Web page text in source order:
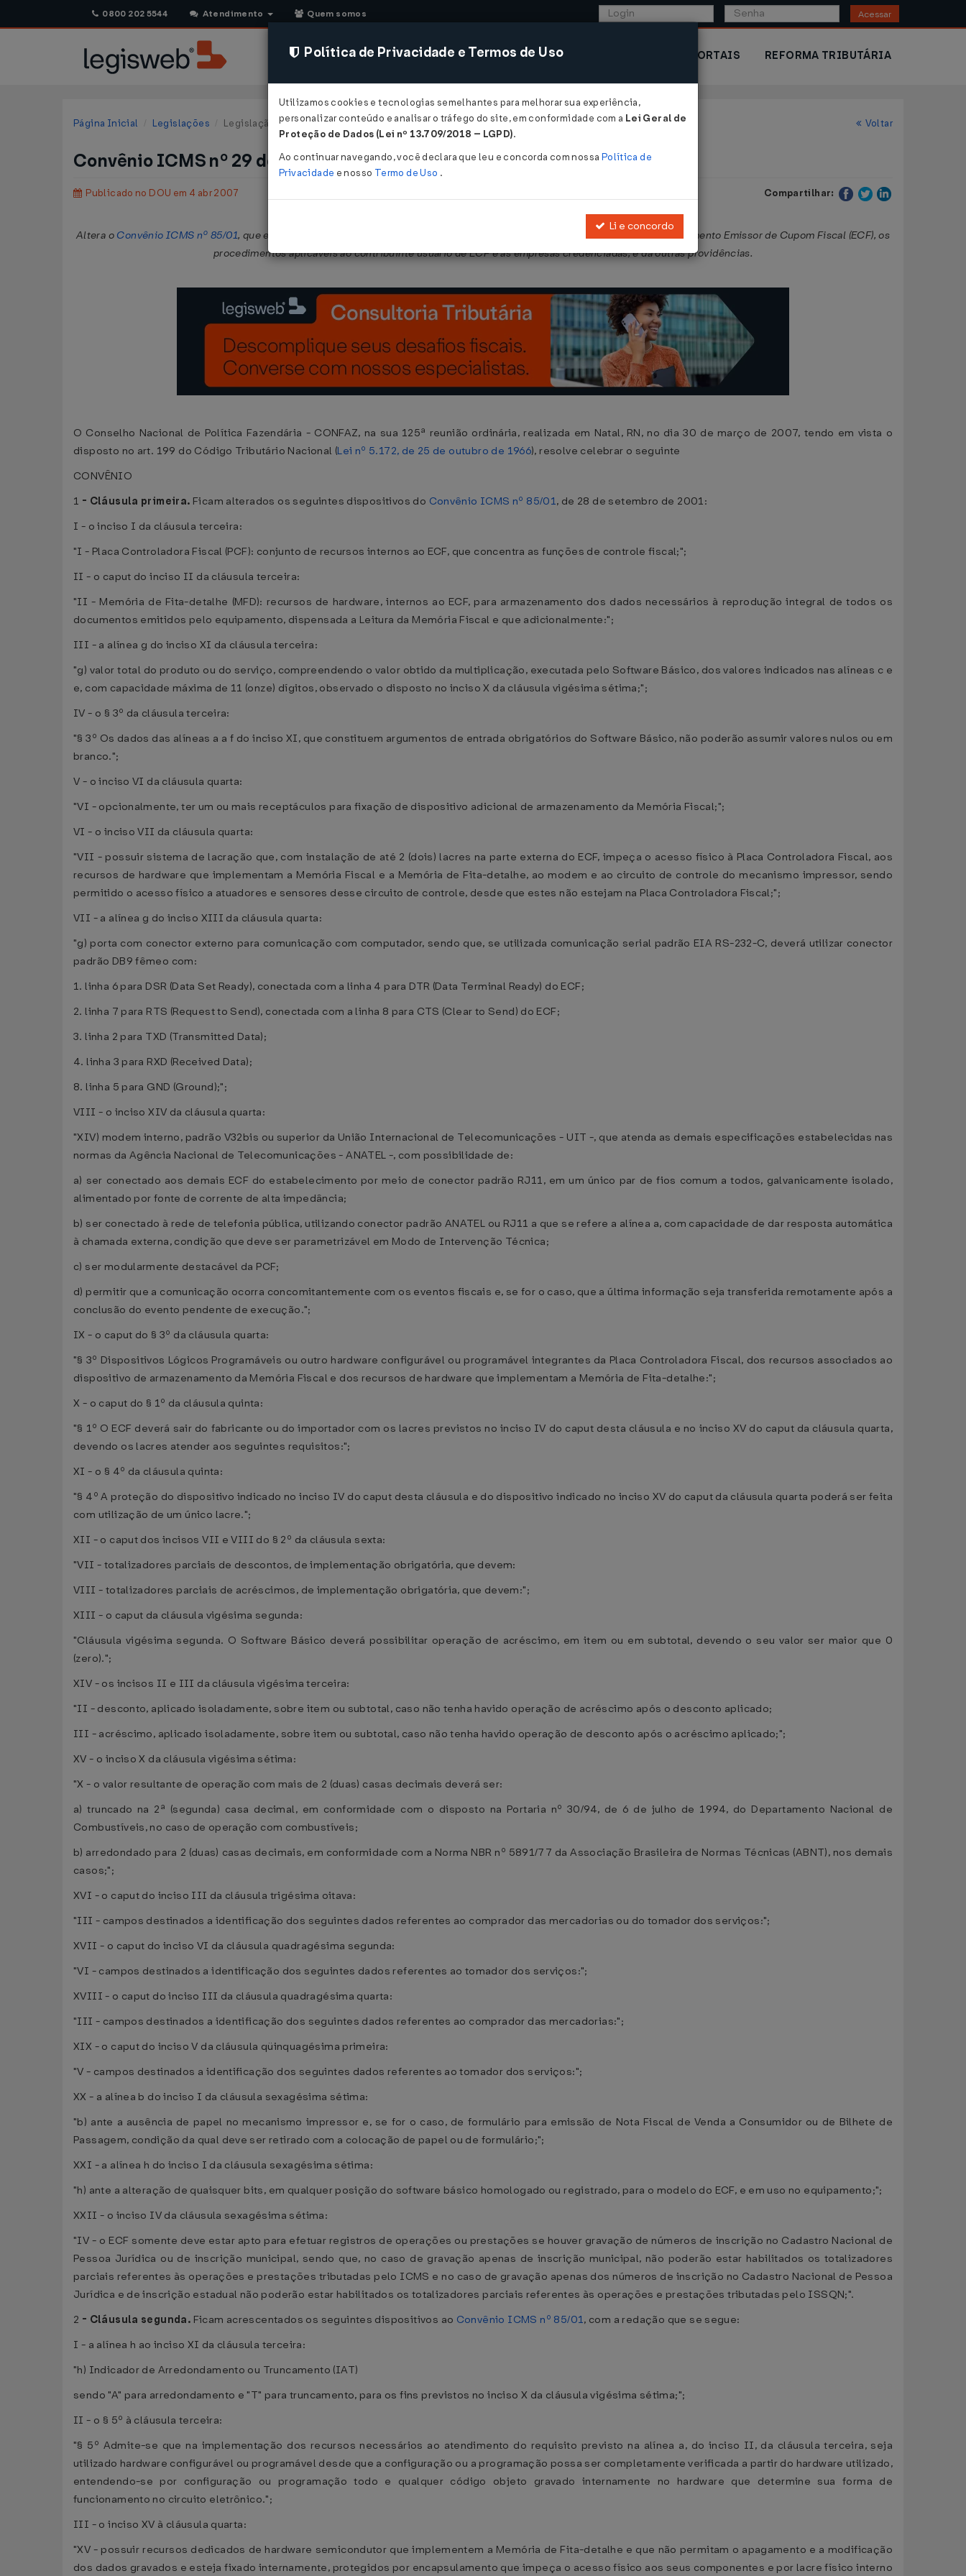
0800 202 5544 Atendimento Quem somos Acessar
CONSULTORIA SISTEMAS COMÉRCIO EXTERIOR PORTAIS REFORMA TRIBUTÁRIA
Página Inicial Legislações Legislação Federal Voltar
Convênio ICMS nº 29 de 30/03/2007
Publicado no DOU em 4 abr 2007 Compartilhar:
Altera o Convênio ICMS nº 85/01, que estabelece requisitos de hardware, de software e gerais para desenvolvimento de equipamento Emissor de Cupom Fiscal (ECF), os
procedimentos aplicáveis ao contribuinte usuário de ECF e às empresas credenciadas, e dá outras providências.
O Conselho Nacional de Política Fazendária - CONFAZ, na sua 125ª reunião ordinária, realizada em Natal, RN, no dia 30 de março de 2007, tendo em vista o
disposto no art. 199 do Código Tributário Nacional (Lei nº 5.172, de 25 de outubro de 1966), resolve celebrar o seguinte
CONVÊNIO
1 - Cláusula primeira. Ficam alterados os seguintes dispositivos do Convênio ICMS nº 85/01, de 28 de setembro de 2001:
I - o inciso I da cláusula terceira:
"I - Placa Controladora Fiscal (PCF): conjunto de recursos internos ao ECF, que concentra as funções de controle fiscal;";
II - o caput do inciso II da cláusula terceira:
"II - Memória de Fita-detalhe (MFD): recursos de hardware, internos ao ECF, para armazenamento dos dados necessários à reprodução integral de todos os
documentos emitidos pelo equipamento, dispensada a Leitura da Memória Fiscal e que adicionalmente:";
III - a alínea g do inciso XI da cláusula terceira:
"g) valor total do produto ou do serviço, compreendendo o valor obtido da multiplicação, executada pelo Software Básico, dos valores indicados nas alíneas c e
e, com capacidade máxima de 11 (onze) dígitos, observado o disposto no inciso X da cláusula vigésima sétima;";
IV - o § 3º da cláusula terceira:
"§ 3º Os dados das alíneas a a f do inciso XI, que constituem argumentos de entrada obrigatórios do Software Básico, não poderão assumir valores nulos ou em
branco.";
V - o inciso VI da cláusula quarta:
"VI - opcionalmente, ter um ou mais receptáculos para fixação de dispositivo adicional de armazenamento da Memória Fiscal;";
VI - o inciso VII da cláusula quarta:
"VII - possuir sistema de lacração que, com instalação de até 2 (dois) lacres na parte externa do ECF, impeça o acesso físico à Placa Controladora Fiscal, aos
recursos de hardware que implementam a Memória Fiscal e a Memória de Fita-detalhe, ao modem e ao circuito de controle do mecanismo impressor, sendo
permitido o acesso físico a atuadores e sensores desse circuito de controle, desde que estes não estejam na Placa Controladora Fiscal;";
VII - a alínea g do inciso XIII da cláusula quarta:
"g) porta com conector externo para comunicação com computador, sendo que, se utilizada comunicação serial padrão EIA RS-232-C, deverá utilizar conector
padrão DB9 fêmeo com:
1. linha 6 para DSR (Data Set Ready), conectada com a linha 4 para DTR (Data Terminal Ready) do ECF;
2. linha 7 para RTS (Request to Send), conectada com a linha 8 para CTS (Clear to Send) do ECF;
3. linha 2 para TXD (Transmitted Data);
4. linha 3 para RXD (Received Data);
8. linha 5 para GND (Ground);";
VIII - o inciso XIV da cláusula quarta:
"XIV) modem interno, padrão V32bis ou superior da União Internacional de Telecomunicações - UIT -, que atenda as demais especificações estabelecidas nas
normas da Agência Nacional de Telecomunicações - ANATEL -, com possibilidade de:
a) ser conectado aos demais ECF do estabelecimento por meio de conector padrão RJ11, em um único par de fios comum a todos, galvanicamente isolado,
alimentado por fonte de corrente de alta impedância;
b) ser conectado à rede de telefonia pública, utilizando conector padrão ANATEL ou RJ11 a que se refere a alínea a, com capacidade de dar resposta automática
à chamada externa, condição que deve ser parametrizável em Modo de Intervenção Técnica;
c) ser modularmente destacável da PCF;
d) permitir que a comunicação ocorra concomitantemente com os eventos fiscais e, se for o caso, que a última informação seja transferida remotamente após a
conclusão do evento pendente de execução.";
IX - o caput do § 3º da cláusula quarta:
"§ 3º Dispositivos Lógicos Programáveis ou outro hardware configurável ou programável integrantes da Placa Controladora Fiscal, dos recursos associados ao
dispositivo de armazenamento da Memória Fiscal e dos recursos de hardware que implementam a Memória de Fita-detalhe:";
X - o caput do § 1º da cláusula quinta:
"§ 1º O ECF deverá sair do fabricante ou do importador com os lacres previstos no inciso IV do caput desta cláusula e no inciso XV do caput da cláusula quarta,
devendo os lacres atender aos seguintes requisitos:";
XI - o § 4º da cláusula quinta:
"§ 4º A proteção do dispositivo indicado no inciso IV do caput desta cláusula e do dispositivo indicado no inciso XV do caput da cláusula quarta poderá ser feita
com utilização de um único lacre.";
XII - o caput dos incisos VII e VIII do § 2º da cláusula sexta:
"VII - totalizadores parciais de descontos, de implementação obrigatória, que devem:
VIII - totalizadores parciais de acréscimos, de implementação obrigatória, que devem:";
XIII - o caput da cláusula vigésima segunda:
"Cláusula vigésima segunda. O Software Básico deverá possibilitar operação de acréscimo, em item ou em subtotal, devendo o seu valor ser maior que 0
(zero).";
XIV - os incisos II e III da cláusula vigésima terceira:
"II - desconto, aplicado isoladamente, sobre item ou subtotal, caso não tenha havido operação de acréscimo após o desconto aplicado;
III - acréscimo, aplicado isoladamente, sobre item ou subtotal, caso não tenha havido operação de desconto após o acréscimo aplicado;";
XV - o inciso X da cláusula vigésima sétima:
"X - o valor resultante de operação com mais de 2 (duas) casas decimais deverá ser:
a) truncado na 2ª (segunda) casa decimal, em conformidade com o disposto na Portaria nº 30/94, de 6 de julho de 1994, do Departamento Nacional de
Combustíveis, no caso de operação com combustíveis;
b) arredondado para 2 (duas) casas decimais, em conformidade com a Norma NBR nº 5891/77 da Associação Brasileira de Normas Técnicas (ABNT), nos demais
casos;";
XVI - o caput do inciso III da cláusula trigésima oitava:
"III - campos destinados a identificação dos seguintes dados referentes ao comprador das mercadorias ou do tomador dos serviços:";
XVII - o caput do inciso VI da cláusula quadragésima segunda:
"VI - campos destinados a identificação dos seguintes dados referentes ao tomador dos serviços:";
XVIII - o caput do inciso III da cláusula quadragésima quarta:
"III - campos destinados a identificação dos seguintes dados referentes ao comprador das mercadorias:";
XIX - o caput do inciso V da cláusula qüinquagésima primeira:
"V - campos destinados a identificação dos seguintes dados referentes ao tomador dos serviços:";
XX - a alínea b do inciso I da cláusula sexagésima sétima:
"b) ante a ausência de papel no mecanismo impressor e, se for o caso, de formulário para emissão de Nota Fiscal de Venda a Consumidor ou de Bilhete de
Passagem, condição da qual deve ser retirado com a colocação de papel ou de formulário;";
XXI - a alínea h do inciso I da cláusula sexagésima sétima:
"h) ante a alteração de quaisquer bits, em qualquer posição do software básico homologado ou registrado, para o modelo do ECF, e em uso no equipamento;";
XXII - o inciso IV da cláusula sexagésima sétima:
"IV - o ECF somente deve estar apto para efetuar registros de operações ou prestações se houver gravação de números de inscrição no Cadastro Nacional de
Pessoa Jurídica ou de inscrição municipal, sendo que, no caso de gravação apenas de inscrição municipal, não poderão estar habilitados os totalizadores
parciais referentes às operações e prestações tributadas pelo ICMS e no caso de gravação apenas dos números de inscrição no Cadastro Nacional de Pessoa
Jurídica e de inscrição estadual não poderão estar habilitados os totalizadores parciais referentes às operações e prestações tributadas pelo ISSQN;".
2 - Cláusula segunda. Ficam acrescentados os seguintes dispositivos ao Convênio ICMS nº 85/01, com a redação que se segue:
I - a alínea h ao inciso XI da cláusula terceira:
"h) Indicador de Arredondamento ou Truncamento (IAT)
sendo "A" para arredondamento e "T" para truncamento, para os fins previstos no inciso X da cláusula vigésima sétima;";
II - o § 5º à cláusula terceira:
"§ 5º Admite-se que na implementação dos recursos necessários ao atendimento do requisito previsto na alínea a, do inciso II, da cláusula terceira, seja
utilizado hardware configurável ou programável desde que a configuração ou a programação possa ser completamente verificada a partir do hardware utilizado,
entendendo-se por configuração ou programação todo e qualquer código objeto gravado internamente no hardware que determine sua forma de
funcionamento no circuito eletrônico.";
III - o inciso XV à cláusula quarta:
"XV - possuir recursos dedicados de hardware semicondutor que implementem a Memória de Fita-detalhe e que não permitam o apagamento e a modificação
dos dados gravados e esteja fixado internamente, protegidos por encapsulamento que impeça o acesso físico aos seus componentes e por lacre físico interno
Política de Privacidade e Termos de Uso
Utilizamos cookies e tecnologias semelhantes para melhorar sua experiência,
personalizar conteúdo e analisar o tráfego do site, em conformidade com a Lei Geral de
Proteção de Dados (Lei nº 13.709/2018 – LGPD).
Ao continuar navegando, você declara que leu e concorda com nossa Política de
Privacidade e nosso Termo de Uso .
Li e concordo